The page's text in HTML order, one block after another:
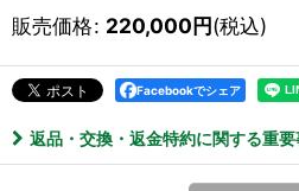
販売価格: 220,000円(税込)
Facebookでシェア
返品・交換・返金特約に関する重